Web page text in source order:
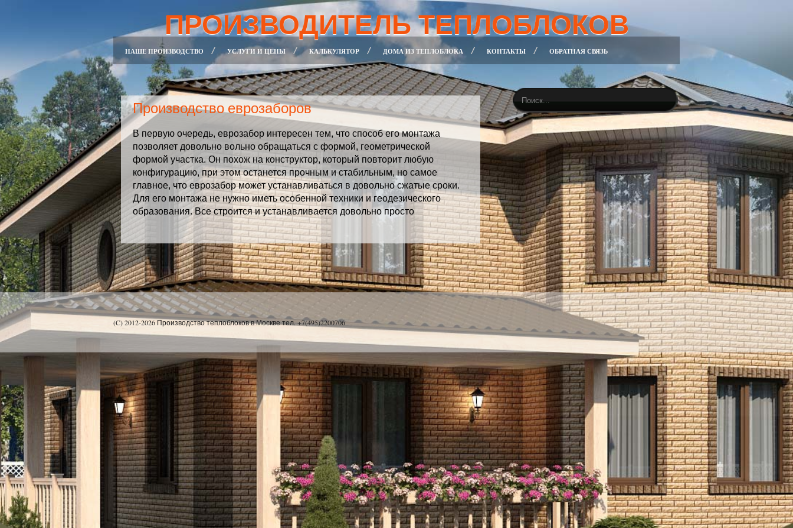
ПРОИЗВОДИТЕЛЬ ТЕПЛОБЛОКОВ
НАШЕ ПРОИЗВОДСТВО УСЛУГИ И ЦЕНЫ КАЛЬКУЛЯТОР ДОМА ИЗ ТЕПЛОБЛОКА КОНТАКТЫ ОБРАТНАЯ СВЯЗЬ
Производство еврозаборов
В первую очередь, еврозабор интересен тем, что способ его монтажа
позволяет довольно вольно обращаться с формой, геометрической
формой участка. Он похож на конструктор, который повторит любую
конфигурацию, при этом останется прочным и стабильным, но самое
главное, что еврозабор может устанавливаться в довольно сжатые сроки.
Для его монтажа не нужно иметь особенной техники и геодезического
образования. Все строится и устанавливается довольно просто
(C) 2012-2026 Производство теплоблоков в Москве тел. +7(495)2200706